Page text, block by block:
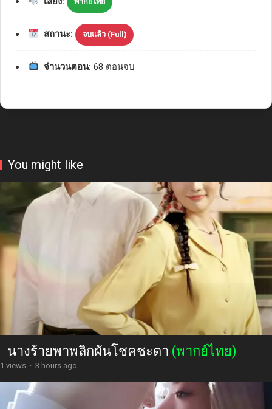
สถานะ: จบแล้ว (Full)
จำนวนตอน: 68 ตอนจบ
You might like
นางร้ายพาพลิกผันโชคชะตา (พากย์ไทย)
1 views · 3 hours ago